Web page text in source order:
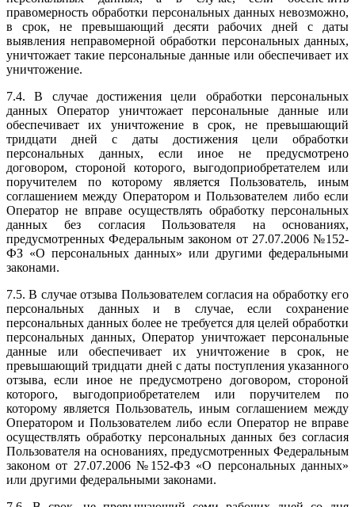
правомерность обработки персональных данных невозможно,
в срок, не превышающий десяти рабочих дней с даты
выявления неправомерной обработки персональных данных,
уничтожает такие персональные данные или обеспечивает их
уничтожение.
7.4. В случае достижения цели обработки персональных
данных Оператор уничтожает персональные данные или
обеспечивает их уничтожение в срок, не превышающий
тридцати дней с даты достижения цели обработки
персональных данных, если иное не предусмотрено
договором, стороной которого, выгодоприобретателем или
поручителем по которому является Пользователь, иным
соглашением между Оператором и Пользователем либо если
Оператор не вправе осуществлять обработку персональных
данных без согласия Пользователя на основаниях,
предусмотренных Федеральным законом от 27.07.2006 №152-
ФЗ «О персональных данных» или другими федеральными
законами.
7.5. В случае отзыва Пользователем согласия на обработку его
персональных данных и в случае, если сохранение
персональных данных более не требуется для целей обработки
персональных данных, Оператор уничтожает персональные
данные или обеспечивает их уничтожение в срок, не
превышающий тридцати дней с даты поступления указанного
отзыва, если иное не предусмотрено договором, стороной
которого, выгодоприобретателем или поручителем по
которому является Пользователь, иным соглашением между
Оператором и Пользователем либо если Оператор не вправе
осуществлять обработку персональных данных без согласия
Пользователя на основаниях, предусмотренных Федеральным
законом от 27.07.2006 №152-ФЗ «О персональных данных»
или другими федеральными законами.